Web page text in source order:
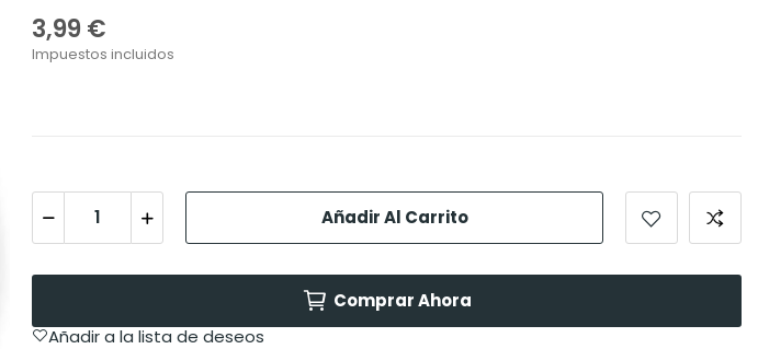
3,99 €
Impuestos incluidos
Añadir Al Carrito
Comprar Ahora
Añadir a la lista de deseos